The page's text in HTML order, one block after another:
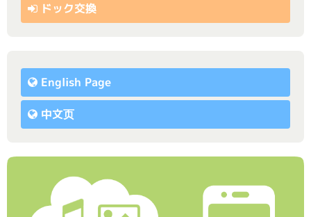
ドック交換
English Page
中文页